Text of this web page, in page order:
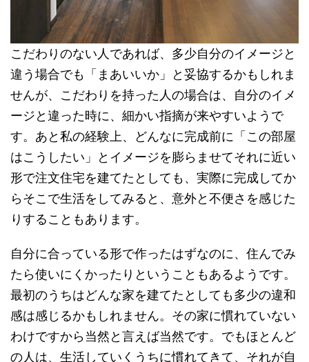
こだわりのない人であれば、多少自分のイメージと
違う場合でも「まあいいか」と妥協するかもしれま
せんが、こだわりを持った人の場合は、自分のイメ
ージと違った時に、細かい指摘が来やすいようで
す。あと私の経験上、どんなに完成前に「この部屋
はこうしたい」とイメージを膨らませてそれに近い
形で注文住宅を建てたとしても、実際に完成してか
らそこで生活をしてみると、意外と不便さを感じた
りすることもあります。
自分に合っている形で作ったはずなのに、住んでみ
たら使いにくかったりということもあるようです。
最初のうちはどんな家を建てたとしても多少の違和
感は感じるかもしれません。その家に慣れていない
わけですから当然と言えば当然です。でもほとんど
の人は、生活していくうちに慣れてきて、それが自